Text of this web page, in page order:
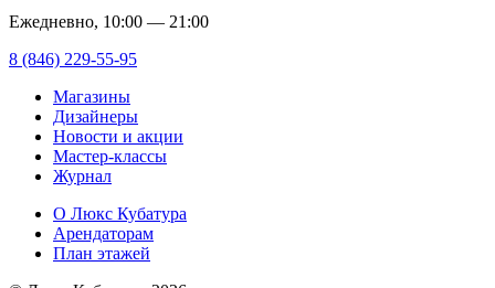
Ежедневно, 10:00 — 21:00
8 (846) 229-55-95
Магазины
Дизайнеры
Новости и акции
Мастер-классы
Журнал
О Люкс Кубатура
Арендаторам
План этажей